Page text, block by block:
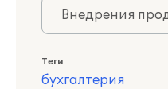
Внедрения
Теги
бухгалтерия